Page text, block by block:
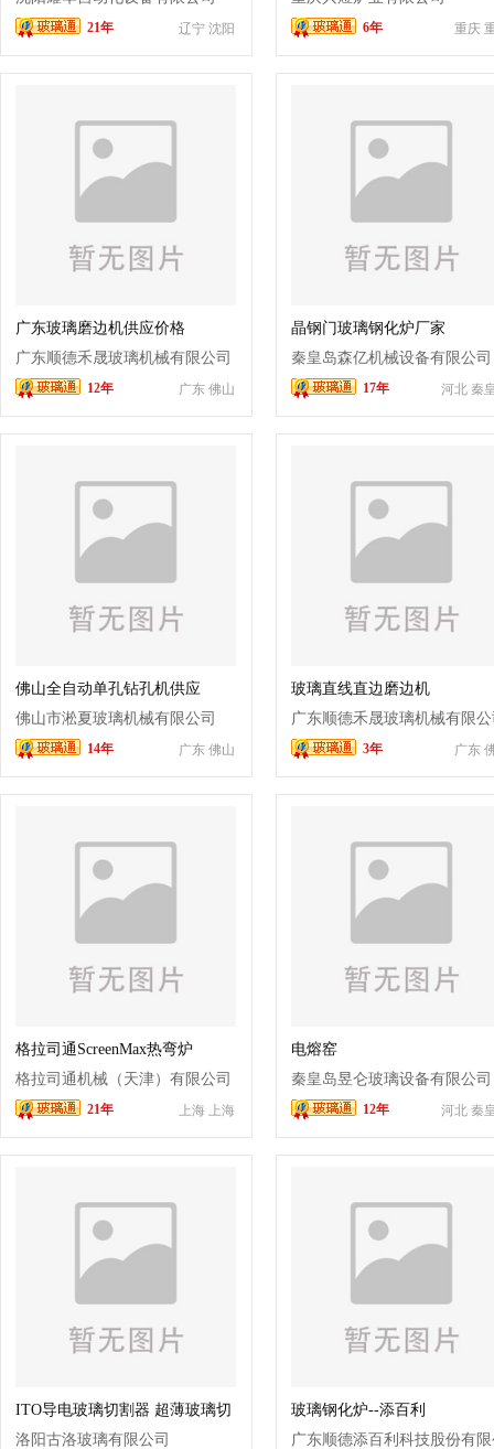
辽宁 沈阳
21年 重庆
6年
广东玻璃磨边机供应价格
广东顺德禾晟玻璃机械有限公司
广东 佛山
12年
晶钢门玻璃钢化炉厂家
秦皇岛森亿机械设备有限公司
河北 秦
17年
佛山全自动单孔钻孔机供应
佛山市淞夏玻璃机械有限公司
广东 佛山
14年
玻璃直线直边磨边机
广东顺德禾晟玻璃机械有限
广东
3年
格拉司通ScreenMax热弯炉
格拉司通机械（天津）有限公司
上海 上海
21年
电熔窑
秦皇岛昱仑玻璃设备有限公司
河北 秦
12年
ITO导电玻璃切割器 超薄玻璃切
割器
洛阳古洛玻璃有限公司
玻璃钢化炉--添百利
广东顺德添百利科技股份有